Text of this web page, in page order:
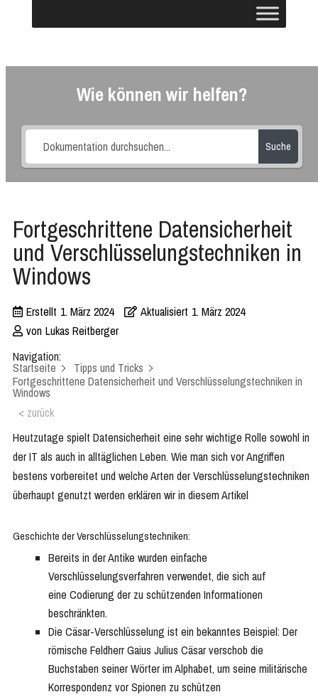
Wie können wir helfen?
Suche
Fortgeschrittene Datensicherheit
und Verschlüsselungstechniken in
Windows
Erstellt 1. März 2024 Aktualisiert 1. März 2024
von Lukas Reitberger
Navigation:
Startseite
Tipps und Tricks
Fortgeschrittene Datensicherheit und Verschlüsselungstechniken in
Windows
< zurück
Heutzutage spielt Datensicherheit eine sehr wichtige Rolle sowohl in
der IT als auch in alltäglichen Leben. Wie man sich vor Angriffen
bestens vorbereitet und welche Arten der Verschlüsselungstechniken
überhaupt genutzt werden erklären wir in diesem Artikel
Geschichte der Verschlüsselungstechniken:
Bereits in der Antike wurden einfache
Verschlüsselungsverfahren verwendet, die sich auf
eine Codierung der zu schützenden Informationen
beschränkten.
Die Cäsar-Verschlüsselung ist ein bekanntes Beispiel: Der
römische Feldherr Gaius Julius Cäsar verschob die
Buchstaben seiner Wörter im Alphabet, um seine militärische
Korrespondenz vor Spionen zu schützen